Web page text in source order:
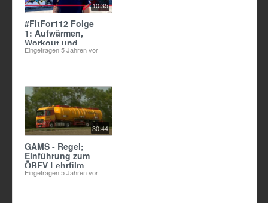
10:35
#FitFor112 Folge
1: Aufwärmen,
Workout und
Dehnen
Eingetragen5 Jahren vor
30:44
GAMS - Regel;
Einführung zum
ÖBFV Lehrfilm
"Gefahren
Eingetragen5 Jahren vor